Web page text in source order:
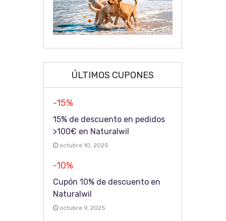
ÚLTIMOS CUPONES
-15%
15% de descuento en pedidos
>100€ en Naturalwil
octubre 10, 2025
-10%
Cupón 10% de descuento en
Naturalwil
octubre 9, 2025